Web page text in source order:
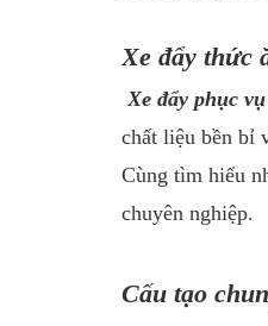
Xe đẩy thức
Xe đẩy phục
chất liệu bền bỉ
Cùng tìm hiểu
chuyên nghiệp.
Cấu tạo